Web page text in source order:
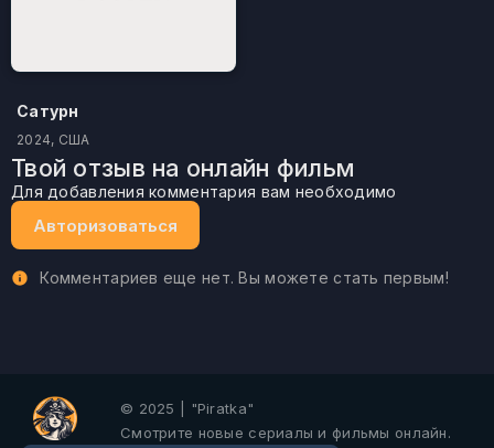
Сатурн
2024, США
Твой отзыв на онлайн фильм
Для добавления комментария вам необходимо
Авторизоваться
Комментариев еще нет. Вы можете стать первым!
© 2025 | "Piratka"
Смотрите новые сериалы и фильмы онлайн.